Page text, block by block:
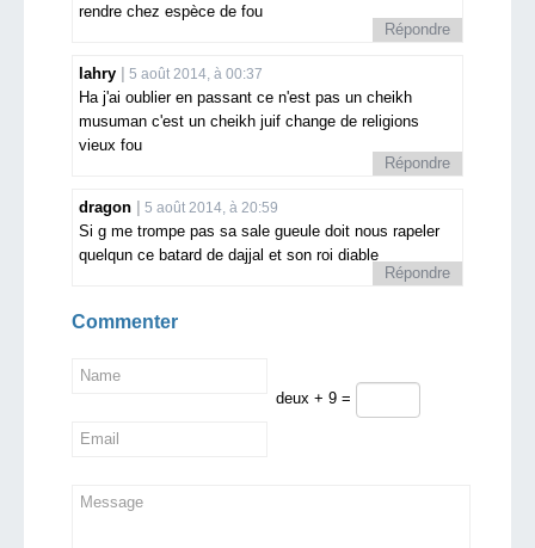
rendre chez espèce de fou
Répondre
lahry 5 août 2014, à 00:37
Ha j'ai oublier en passant ce n'est pas un cheikh
musuman c'est un cheikh juif change de religions
vieux fou
Répondre
dragon 5 août 2014, à 20:59
Si g me trompe pas sa sale gueule doit nous rapeler
quelqun ce batard de dajjal et son roi diable
Répondre
Commenter
deux + 9 =